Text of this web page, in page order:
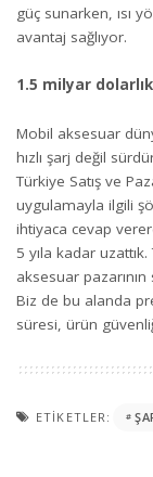
güç sunarken, ısı
avantaj sağlıyor.
1.5 milyar
Mobil aksesuar
hızlı şarj değil
Türkiye Satış ve
uygulamayla ilgili
ihtiyaca cevap
5 yıla kadar
aksesuar
Biz de bu alanda
süresi, ürün
ETIKETLER: